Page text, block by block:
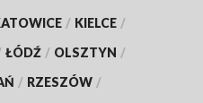
/ KIELCE /
ŁÓDŹ / OLSZTYN /
/ RZESZÓW /